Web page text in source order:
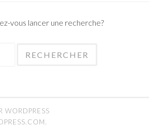
vous lancer une recherche?
WORDPRESS